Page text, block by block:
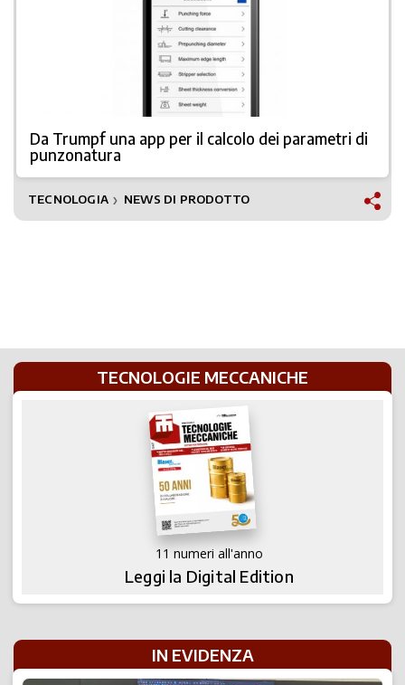
Da Trumpf una app per il calcolo dei parametri di
punzonatura
TECNOLOGIA ❯ NEWS DI PRODOTTO
TECNOLOGIE MECCANICHE
11 numeri all'anno
Leggi la Digital Edition
IN EVIDENZA